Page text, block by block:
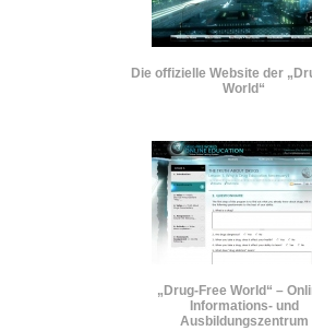
Die offizielle Website der
World“
„Drug-Free World“ –
Informations- und
Ausbildungszentrum